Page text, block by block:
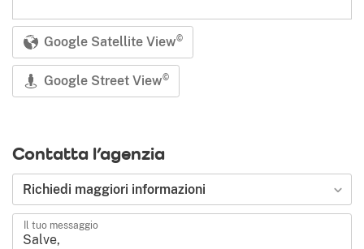
Google Satellite View©
Google Street View©
Contatta l’agenzia
Tipologia di richiesta
Richiedi maggiori informazioni
Il tuo messaggio